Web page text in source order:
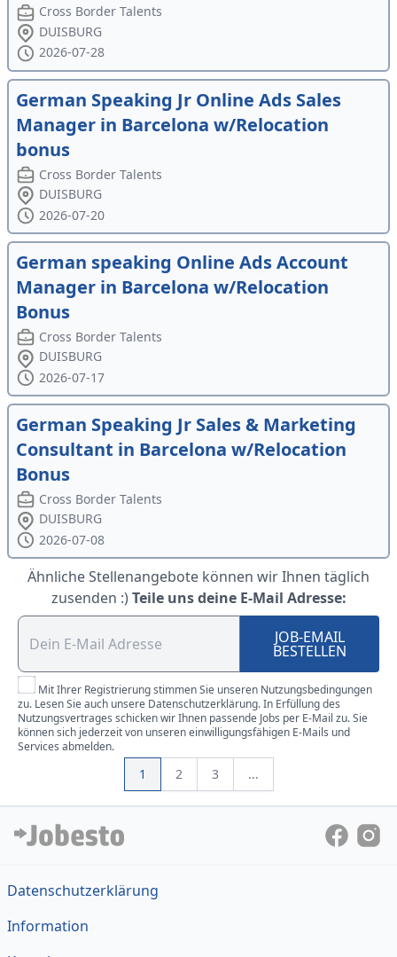
Cross Border Talents
DUISBURG
2026-07-28
German Speaking Jr Online Ads Sales
Manager in Barcelona w/Relocation
bonus
Cross Border Talents
DUISBURG
2026-07-20
German speaking Online Ads Account
Manager in Barcelona w/Relocation
Bonus
Cross Border Talents
DUISBURG
2026-07-17
German Speaking Jr Sales & Marketing
Consultant in Barcelona w/Relocation
Bonus
Cross Border Talents
DUISBURG
2026-07-08
Ähnliche Stellenangebote können wir Ihnen täglich
zusenden :) Teile uns deine E-Mail Adresse:
JOB-EMAIL
BESTELLEN
Mit Ihrer Registrierung stimmen Sie unseren Nutzungsbedingungen
zu. Lesen Sie auch unsere Datenschutzerklärung. In Erfüllung des
Nutzungsvertrages schicken wir Ihnen passende Jobs per E-Mail zu. Sie
können sich jederzeit von unseren einwilligungsfähigen E-Mails und
Services abmelden.
1 2 3 ...
Datenschutzerklärung
Information